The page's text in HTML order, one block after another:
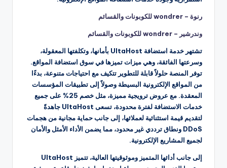
رنوة – wondrer للكوبونات والقسائم
وندرشير – wondrer للكوبونات والقسائم
تشتهر خدمة استضافة UltaHost بأمانها، وتكلفتها المعقولة،
وسرعتها الفائقة، وهي ميزات تميزها في سوق استضافة المواقع.
توفر المنصة حلولاً قابلة للتطوير تتكيف مع احتياجات متنوعة، بدءًا
من المواقع الإلكترونية البسيطة وصولاً إلى تطبيقات المؤسسات
المعقدة. مع عروض ترويجية مميزة، مثل خصم 25% على جميع
خدمات الاستضافة لفترة محدودة، تسعى UltaHost جاهدةً
لتقديم قيمة استثنائية لعملائها، إلى جانب حماية مجانية من هجمات
DDoS ونطاق ترددي غير محدود، مما يضمن الأداء الأمثل والأمان
لجميع المشاريع الإلكترونية.
إلى جانب أدائها المتميز وموثوقيتها العالية، تتميز UltaHost